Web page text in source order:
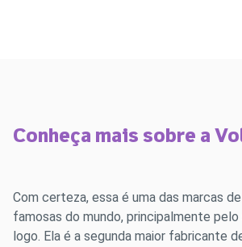
Conheça mais sobre a
Com certeza, essa é uma das marcas
famosas do mundo, principalmente pelo
logo. Ela é a segunda maior fabricante